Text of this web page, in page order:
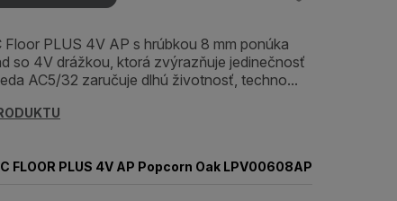
Floor PLUS 4V AP s hrúbkou 8 mm ponúka
so 4V drážkou, ktorá zvýrazňuje jedinečnosť
AC5/32 zaručuje dlhú životnosť, techno...
FLOOR PLUS 4V AP Popcorn Oak LPV00608AP